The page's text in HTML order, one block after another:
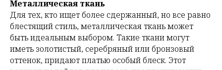
Металлическая ткань
Для тех, кто ищет более сдержанный, но все равно
блестящий стиль, металлическая ткань может
быть идеальным выбором. Такие ткани могут
иметь золотистый, серебряный или бронзовый
оттенок, придают платью особый блеск. Этот